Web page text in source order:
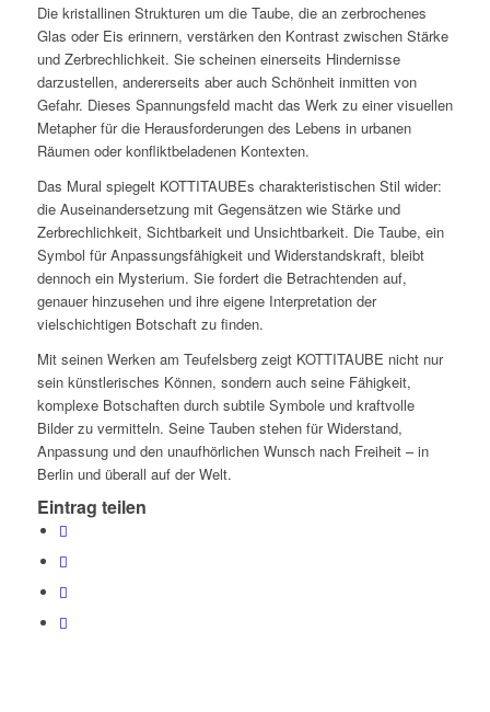
Die kristallinen Strukturen um die Taube, die an zerbrochenes
Glas oder Eis erinnern, verstärken den Kontrast zwischen Stärke
und Zerbrechlichkeit. Sie scheinen einerseits Hindernisse
darzustellen, andererseits aber auch Schönheit inmitten von
Gefahr. Dieses Spannungsfeld macht das Werk zu einer visuellen
Metapher für die Herausforderungen des Lebens in urbanen
Räumen oder konfliktbeladenen Kontexten.
Das Mural spiegelt KOTTITAUBEs charakteristischen Stil wider:
die Auseinandersetzung mit Gegensätzen wie Stärke und
Zerbrechlichkeit, Sichtbarkeit und Unsichtbarkeit. Die Taube, ein
Symbol für Anpassungsfähigkeit und Widerstandskraft, bleibt
dennoch ein Mysterium. Sie fordert die Betrachtenden auf,
genauer hinzusehen und ihre eigene Interpretation der
vielschichtigen Botschaft zu finden.
Mit seinen Werken am Teufelsberg zeigt KOTTITAUBE nicht nur
sein künstlerisches Können, sondern auch seine Fähigkeit,
komplexe Botschaften durch subtile Symbole und kraftvolle
Bilder zu vermitteln. Seine Tauben stehen für Widerstand,
Anpassung und den unaufhörlichen Wunsch nach Freiheit – in
Berlin und überall auf der Welt.
Eintrag teilen